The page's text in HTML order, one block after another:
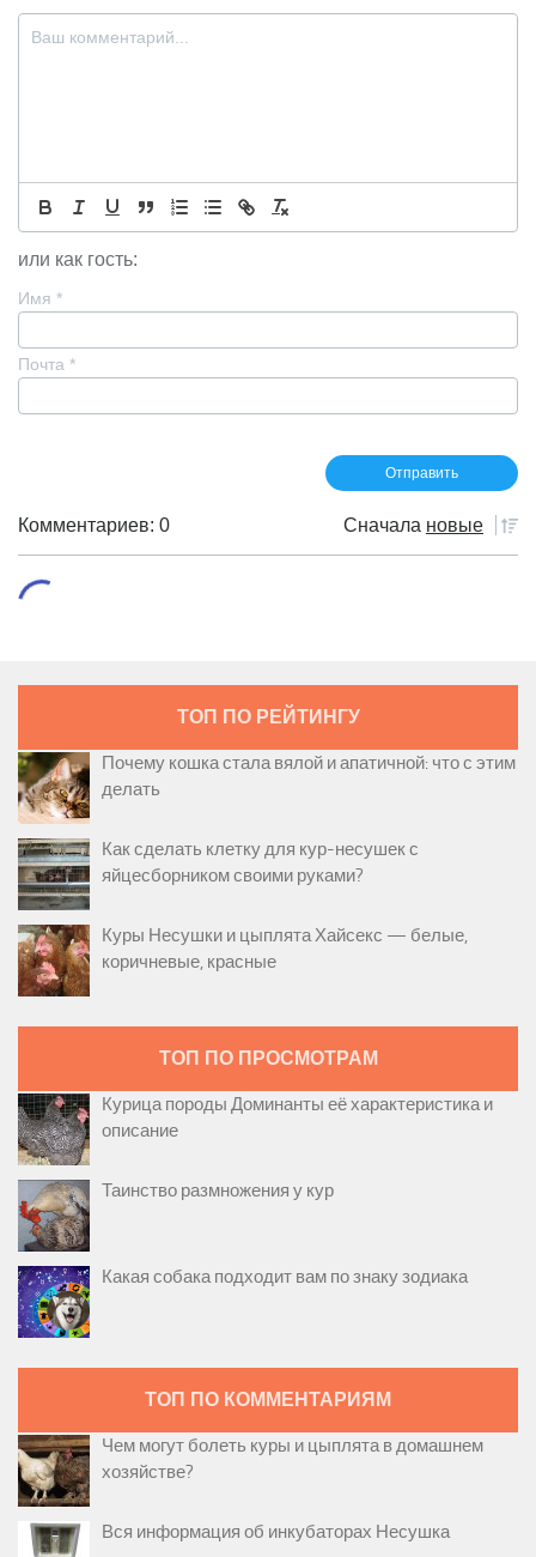
или как гость:
Имя *
Почта *
Комментариев: 0 Сначала новые
ТОП ПО РЕЙТИНГУ
Почему кошка стала вялой и апатичной: что с этим
делать
Как сделать клетку для кур-несушек с
яйцесборником своими руками?
Куры Несушки и цыплята Хайсекс — белые,
коричневые, красные
ТОП ПО ПРОСМОТРАМ
Курица породы Доминанты её характеристика и
описание
Таинство размножения у кур
Какая собака подходит вам по знаку зодиака
ТОП ПО КОММЕНТАРИЯМ
Чем могут болеть куры и цыплята в домашнем
хозяйстве?
Вся информация об инкубаторах Несушка